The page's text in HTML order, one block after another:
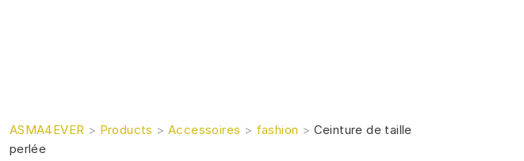
ASMA4EVER > Products > Accessoires > fashion > Ceinture de taille
perlée